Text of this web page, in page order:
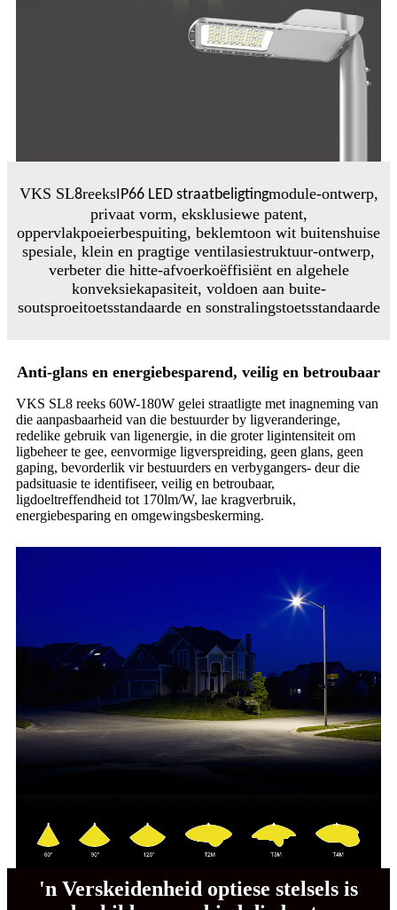
VKS SL8reeksIP66 LED straatbeligtingmodule-ontwerp,
privaat vorm, eksklusiewe patent,
oppervlakpoeierbespuiting, beklemtoon wit buitenshuise
spesiale, klein en pragtige ventilasiestruktuur-ontwerp,
verbeter die hitte-afvoerkoëffisiënt en algehele
konveksiekapasiteit, voldoen aan buite-
soutsproeitoetsstandaarde en sonstralingstoetsstandaarde
Anti-glans en energiebesparend, veilig en betroubaar
VKS SL8 reeks 60W-180W gelei straatligte met inagneming van
die aanpasbaarheid van die bestuurder by ligveranderinge,
redelike gebruik van ligenergie, in die groter ligintensiteit om
ligbeheer te gee, eenvormige ligverspreiding, geen glans, geen
gaping, bevorderlik vir bestuurders en verbygangers- deur die
padsituasie te identifiseer, veilig en betroubaar,
ligdoeltreffendheid tot 170lm/W, lae kragverbruik,
energiebesparing en omgewingsbeskerming.
'n Verskeidenheid optiese stelsels is